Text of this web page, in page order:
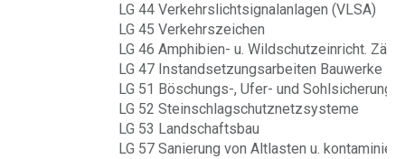
LG 44 Verkehrslichtsignalanlagen (VLSA)
LG 45 Verkehrszeichen
LG 46 Amphibien- u. Wildschutzeinricht.
LG 47 Instandsetzungsarbeiten Bauwerke
LG 51 Böschungs-, Ufer- und Sohlsicherung.
LG 52 Steinschlagschutznetzsysteme
LG 53 Landschaftsbau
LG 57 Sanierung von Altlasten u.